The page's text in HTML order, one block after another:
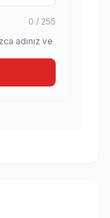
0 / 255
adınız ve